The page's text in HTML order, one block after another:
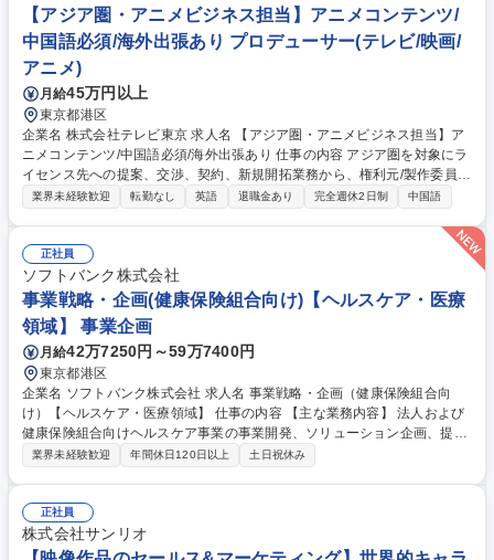
【アジア圏・アニメビジネス担当】アニメコンテンツ/
中国語必須/海外出張あり プロデューサー(テレビ/映画/
アニメ)
月給45万円以上
東京都港区
企業名 株式会社テレビ東京 求人名 【アジア圏・アニメビジネス担当】ア
ニメコンテンツ/中国語必須/海外出張あり 仕事の内容 アジア圏を対象にラ
イセンス先への提案、交渉、契約、新規開拓業務から、権利元/製作委員会
等との交渉・契約業務、コンテンツの中長期的なセールス戦略の立案・実
ニメ商品化事業、共同制作、イベント、ゲーム企画等）■中国展示会への
参加（海外出張あり）■版権元/製作委員会との交渉■自社および中国パー
トナー会社の商品化監修■中長期的なセールス戦略（マスターライセンシ
ー業務など） 募集職種 【アジア圏・アニメビジネス担当】アニメコンテ
ンツ/中国語必須/海外出張あり
業界未経験歓迎 転勤なし 英語 退職金あり 完全週休2日制 中国語
正社員
ソフトバンク株式会社
事業戦略・企画(健康保険組合向け)【ヘルスケア・医療
領域】 事業企画
月給42万7250円～59万7400円
東京都港区
企業名 ソフトバンク株式会社 求人名 事業戦略・企画（健康保険組合向
け）【ヘルスケア・医療領域】 仕事の内容 【主な業務内容】 法人および
健康保険組合向けヘルスケア事業の事業開発、ソリューション企画、提案
および実装推進 ■健康保険組合や企業人事部門などにおける重症化予防、
業計画および各種KPIの策定 ■RFP／公募案件対応（提案書作成、事業ス
キーム設計、プレゼンテーション、見積作成、質疑対応） 募集職種 事業
戦略・企画（健康保険組合向け）【ヘルスケア・医療領域】
業界未経験歓迎 年間休日120日以上 土日祝休み
正社員
株式会社サンリオ